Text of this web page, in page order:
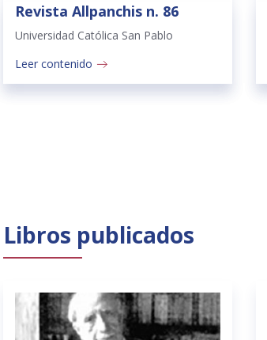
Revista Allpanchis n. 86
Universidad Católica San Pablo
Leer contenido
Libros publicados